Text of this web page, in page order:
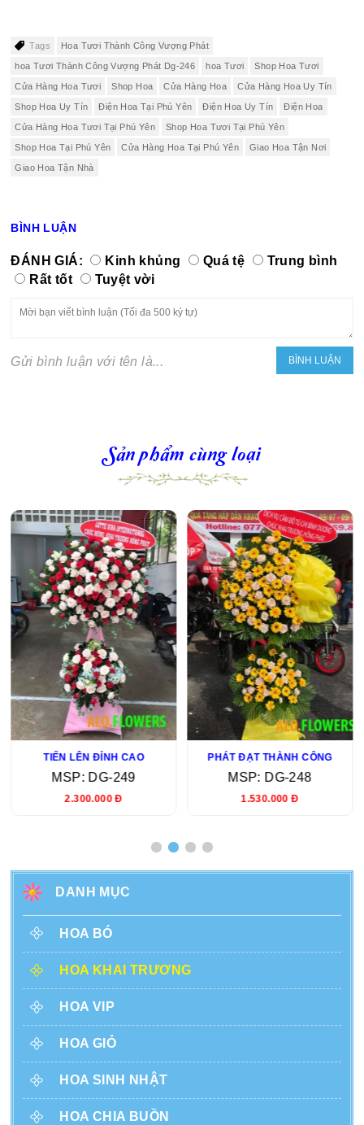
Tags Hoa Tươi Thành Công Vượng Phát
hoa Tươi Thành Công Vượng Phát Dg-246 hoa Tươi Shop Hoa Tươi
Cửa Hàng Hoa Tươi Shop Hoa Cửa Hàng Hoa Cửa Hàng Hoa Uy Tín
Shop Hoa Uy Tín Điện Hoa Tại Phú Yên Điện Hoa Uy Tín Điện Hoa
Cửa Hàng Hoa Tươi Tại Phú Yên Shop Hoa Tươi Tại Phú Yên
Shop Hoa Tại Phú Yên Cửa Hàng Hoa Tại Phú Yên Giao Hoa Tận Nơi
Giao Hoa Tận Nhà
BÌNH LUẬN
ĐÁNH GIÁ: Kinh khủng Quá tệ
Trung bình
Rất tốt
Tuyệt vời
Gửi bình luận với tên là...
Sản phẩm cùng loại
TIẾN LÊN ĐỈNH CAO
MSP: DG-249
2.300.000 Đ
PHÁT ĐẠT THÀNH CÔNG
MSP: DG-248
1.530.000 Đ
DANH MỤC
HOA BÓ
HOA KHAI TRƯƠNG
HOA VIP
HOA GIỎ
HOA SINH NHẬT
HOA CHIA BUỒN